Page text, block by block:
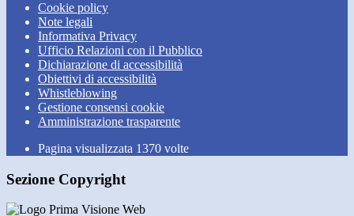
Cookie policy
Note legali
Informativa Privacy
Ufficio Relazioni con il Pubblico
Dichiarazione di accessibilità
Obiettivi di accessibilità
Whistleblowing
Gestione consensi cookie
Amministrazione trasparente
Pagina visualizzata 1370 volte
Sezione Copyright